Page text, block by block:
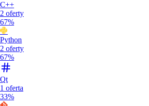
C++
2 oferty
67%
Python
2 oferty
67%
Qt
1 oferta
33%